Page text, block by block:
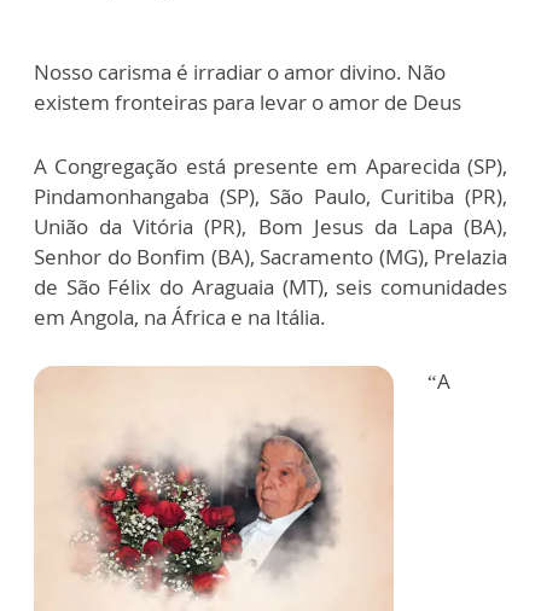
Nosso carisma é irradiar o amor divino. Não
existem fronteiras para levar o amor de Deus
A Congregação está presente em Aparecida (SP),
Pindamonhangaba (SP), São Paulo, Curitiba (PR),
União da Vitória (PR), Bom Jesus da Lapa (BA),
Senhor do Bonfim (BA), Sacramento (MG), Prelazia
de São Félix do Araguaia (MT), seis comunidades
em Angola, na África e na Itália.
“A